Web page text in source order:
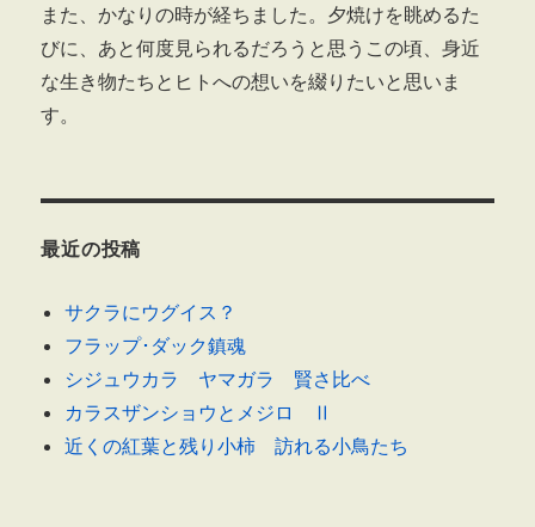
また、かなりの時が経ちました。夕焼けを眺めるた
びに、あと何度見られるだろうと思うこの頃、身近
な生き物たちとヒトへの想いを綴りたいと思いま
す。
最近の投稿
サクラにウグイス？
フラップ･ダック鎮魂
シジュウカラ ヤマガラ 賢さ比べ
カラスザンショウとメジロ Ⅱ
近くの紅葉と残り小柿 訪れる小鳥たち